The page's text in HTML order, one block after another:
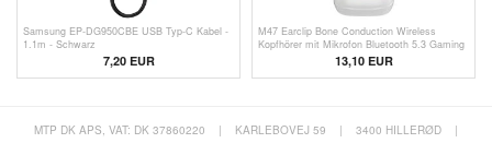
Samsung EP-DG950CBE USB Typ-C Kabel -
1.1m - Schwarz
7,20 EUR
M47 Earclip Bone Conduction Wireless
Kopfhörer mit Mikrofon Bluetooth 5.3 Gaming
Headset Geräuschunterdrückung Sport
13,10EUR
MTP DK APS, VAT: DK 37860220 | KARLEBOVEJ 59 | 3400 HILLERØD
|